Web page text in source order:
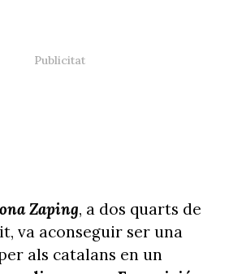
Zaping, a dos quarts de
va aconseguir ser una
als catalans en un